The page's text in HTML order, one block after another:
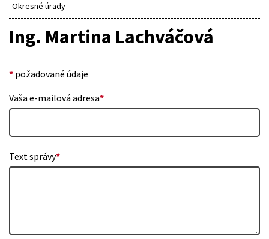
Okresné úrady
Ing. Martina Lachváčová
* požadované údaje
Vaša e-mailová adresa*
Text správy*